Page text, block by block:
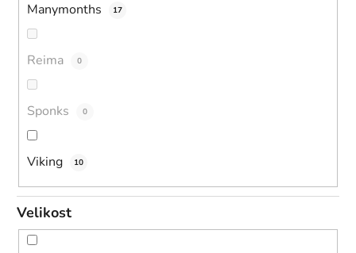
Manymonths 17
Reima 0
Sponks 0
Viking 10
Velikost